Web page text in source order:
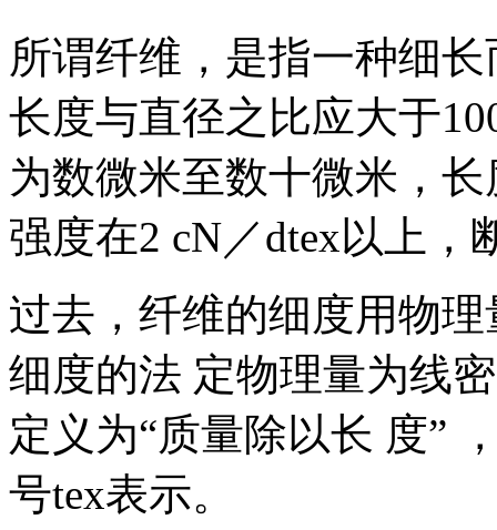
所谓纤维，是指一种细
长度与直径之比应大于
为数微米至数十微米，
强度在2 cN／dtex以上，
过去，纤维的细度用物
细度的法 定物理量为线
定义为“质量除以长 度”
号tex表示。